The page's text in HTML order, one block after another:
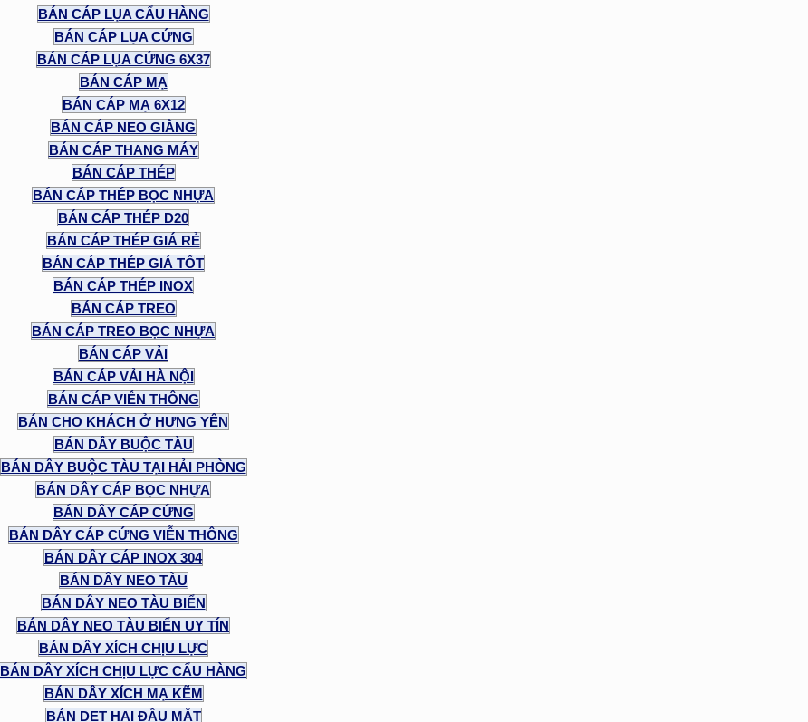
BÁN CÁP LỤA CẨU HÀNG
BÁN CÁP LỤA CỨNG
BÁN CÁP LỤA CỨNG 6X37
BÁN CÁP MẠ
BÁN CÁP MẠ 6X12
BÁN CÁP NEO GIẰNG
BÁN CÁP THANG MÁY
BÁN CÁP THÉP
BÁN CÁP THÉP BỌC NHỰA
BÁN CÁP THÉP D20
BÁN CÁP THÉP GIÁ RẺ
BÁN CÁP THÉP GIÁ TỐT
BÁN CÁP THÉP INOX
BÁN CÁP TREO
BÁN CÁP TREO BỌC NHỰA
BÁN CÁP VẢI
BÁN CÁP VẢI HÀ NỘI
BÁN CÁP VIỄN THÔNG
BÁN CHO KHÁCH Ở HƯNG YÊN
BÁN DÂY BUỘC TÀU
BÁN DÂY BUỘC TÀU TẠI HẢI PHÒNG
BÁN DÂY CÁP BỌC NHỰA
BÁN DÂY CÁP CỨNG
BÁN DÂY CÁP CỨNG VIỄN THÔNG
BÁN DÂY CÁP INOX 304
BÁN DÂY NEO TÀU
BÁN DÂY NEO TÀU BIỂN
BÁN DÂY NEO TÀU BIỂN UY TÍN
BÁN DÂY XÍCH CHỊU LỰC
BÁN DÂY XÍCH CHỊU LỰC CẨU HÀNG
BÁN DÂY XÍCH MẠ KẼM
BẢN DẸT HAI ĐẦU MẮT